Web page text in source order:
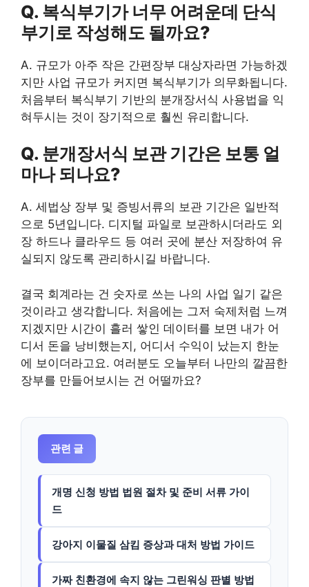
Q. 복식부기가 너무 어려운데 단식
부기로 작성해도 될까요?
A. 규모가 아주 작은 간편장부 대상자라면 가능하겠
지만 사업 규모가 커지면 복식부기가 의무화됩니다.
처음부터 복식부기 기반의 분개장서식 사용법을 익
혀두시는 것이 장기적으로 훨씬 유리합니다.
Q. 분개장서식 보관 기간은 보통 얼
마나 되나요?
A. 세법상 장부 및 증빙서류의 보관 기간은 일반적
으로 5년입니다. 디지털 파일로 보관하시더라도 외
장 하드나 클라우드 등 여러 곳에 분산 저장하여 유
실되지 않도록 관리하시길 바랍니다.
결국 회계라는 건 숫자로 쓰는 나의 사업 일기 같은
것이라고 생각합니다. 처음에는 그저 숙제처럼 느껴
지겠지만 시간이 흘러 쌓인 데이터를 보면 내가 어
디서 돈을 낭비했는지, 어디서 수익이 났는지 한눈
에 보이더라고요. 여러분도 오늘부터 나만의 깔끔한
장부를 만들어보시는 건 어떨까요?
관련 글
개명 신청 방법 법원 절차 및 준비 서류 가이
드
강아지 이물질 삼킴 증상과 대처 방법 가이드
가짜 친환경에 속지 않는 그린워싱 판별 방법